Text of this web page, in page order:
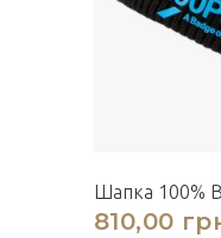
Шапка 100%
810,00